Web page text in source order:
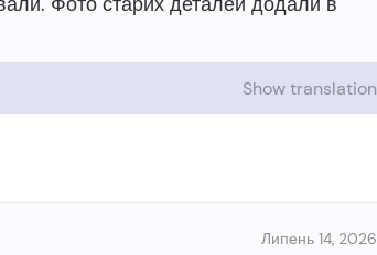
Show translation
Липень 14, 2026